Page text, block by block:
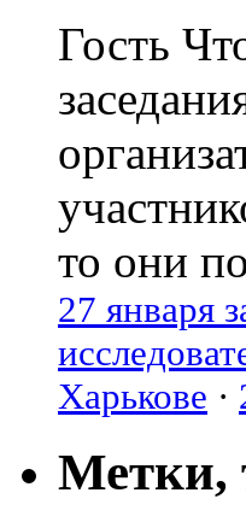
Гость
то они
27 января
Харькове ·
Метки,